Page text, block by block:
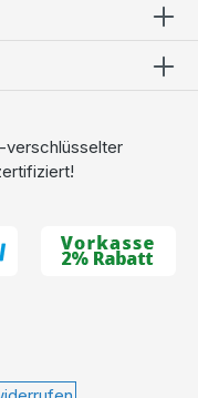
verschlüsselter